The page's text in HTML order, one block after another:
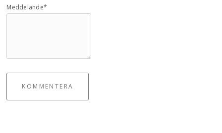
Meddelande*
KOMMENTERA